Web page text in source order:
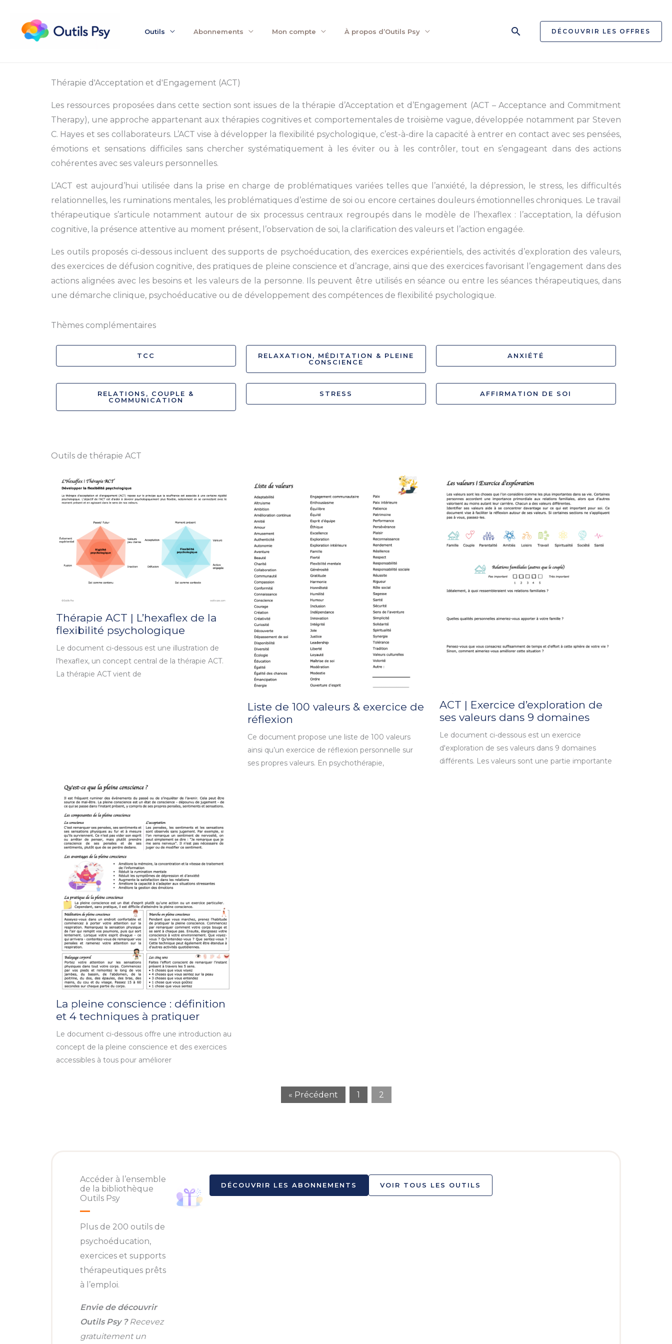
contenu
Outils Abonnements Mon compte À propos d’Outils Psy RechercherDÉCOUVRIR LES OFFRES
Thérapie d'Acceptation et d'Engagement (ACT)
Les ressources proposées dans cette section sont issues de la thérapie d’Acceptation et d’Engagement (ACT – Acceptance and Commitment
Therapy), une approche appartenant aux thérapies cognitives et comportementales de troisième vague, développée notamment par Steven
C. Hayes et ses collaborateurs. L’ACT vise à développer la flexibilité psychologique, c’est-à-dire la capacité à entrer en contact avec ses pensées,
émotions et sensations difficiles sans chercher systématiquement à les éviter ou à les contrôler, tout en s’engageant dans des actions
cohérentes avec ses valeurs personnelles.
L’ACT est aujourd’hui utilisée dans la prise en charge de problématiques variées telles que l’anxiété, la dépression, le stress, les difficultés
relationnelles, les ruminations mentales, les problématiques d’estime de soi ou encore certaines douleurs émotionnelles chroniques. Le travail
thérapeutique s’articule notamment autour de six processus centraux regroupés dans le modèle de l’hexaflex : l’acceptation, la défusion
cognitive, la présence attentive au moment présent, l’observation de soi, la clarification des valeurs et l’action engagée.
Les outils proposés ci-dessous incluent des supports de psychoéducation, des exercices expérientiels, des activités d’exploration des valeurs,
des exercices de défusion cognitive, des pratiques de pleine conscience et d’ancrage, ainsi que des exercices favorisant l’engagement dans des
actions alignées avec les besoins et les valeurs de la personne. Ils peuvent être utilisés en séance ou entre les séances thérapeutiques, dans
une démarche clinique, psychoéducative ou de développement des compétences de flexibilité psychologique.
Thèmes complémentaires
TCC
RELAXATION, MÉDITATION & PLEINE
CONSCIENCE
ANXIÉTÉ
RELATIONS, COUPLE &
COMMUNICATION
STRESS AFFIRMATION DE SOI
Outils de thérapie ACT
Thérapie ACT | L’hexaflex de la
flexibilité psychologique
Le document ci-dessous est une illustration de
l'hexaflex, un concept central de la thérapie ACT.
La thérapie ACT vient de
Liste de 100 valeurs & exercice de
réflexion
Ce document propose une liste de 100 valeurs
ainsi qu’un exercice de réflexion personnelle sur
ses propres valeurs. En psychothérapie,
ACT | Exercice d’exploration de
ses valeurs dans 9 domaines
Le document ci-dessous est un exercice
d'exploration de ses valeurs dans 9 domaines
différents. Les valeurs sont une partie importante
La pleine conscience : définition
et 4 techniques à pratiquer
Le document ci-dessous offre une introduction au
concept de la pleine conscience et des exercices
accessibles à tous pour améliorer
« Précédent 1 2
Accéder à l’ensemble
de la bibliothèque
Outils Psy
Plus de 200 outils de
psychoéducation,
exercices et supports
thérapeutiques prêts
à l’emploi.
Envie de découvrir
Outils Psy ?Recevez
gratuitement un
DÉCOUVRIR LES ABONNEMENTS VOIR TOUS LES OUTILS